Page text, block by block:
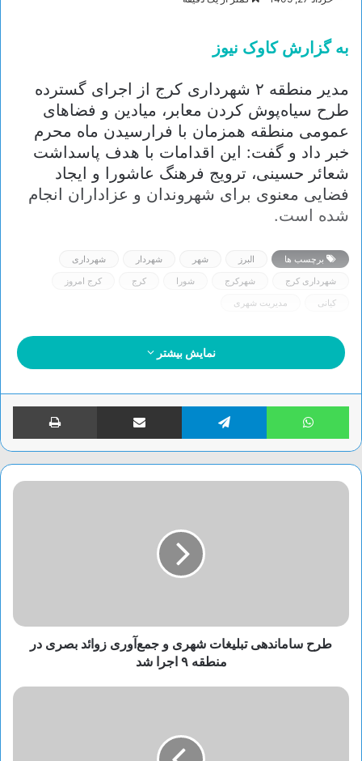
به گزارش کاوک نیوز
مدیر منطقه ۲ شهرداری کرج از اجرای گسترده
طرح سیاه‌پوش کردن معابر، میادین و فضاهای
عمومی منطقه همزمان با فرارسیدن ماه محرم
خبر داد و گفت: این اقدامات با هدف پاسداشت
شعائر حسینی، ترویج فرهنگ عاشورا و ایجاد
فضایی معنوی برای شهروندان و عزاداران انجام
شده است.
برچسب ها البرز شهر شهردار
شهرداری
شهرداری کرج
شهرکرج شورا کرج
کرج امروز
کیانی
مدیریت شهری
نمایش بیشتر
واتس آپ تلگرام اشتراک گذاری از طریق ایمیل
طرح ساماندهی تبلیغات شهری و جمع‌آوری زوائد بصری در
منطقه ۹ اجرا شد